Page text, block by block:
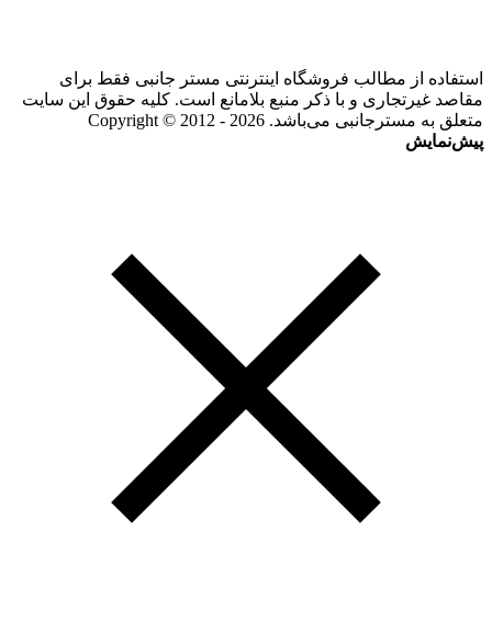
استفاده از مطالب فروشگاه اینترنتی مستر جانبی فقط برای
مقاصد غیرتجاری و با ذکر منبع بلامانع است. کلیه حقوق این سایت
متعلق به مسترجانبی می‌باشد. Copyright © 2012 - 2026
پیش‌نمایش